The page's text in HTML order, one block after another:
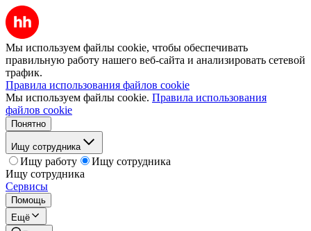
Мы используем файлы cookie, чтобы обеспечивать
правильную работу нашего веб-сайта и анализировать сетевой
трафик.
Правила использования файлов cookie
Мы используем файлы cookie. Правила использования
файлов cookie
Понятно
Ищу сотрудника
Ищу работу
Ищу сотрудника
Ищу сотрудника
Сервисы
Помощь
Ещё